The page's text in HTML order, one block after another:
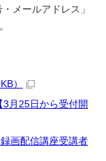
メールアドレス」
）
月25日から受付開
画配信講座受講者